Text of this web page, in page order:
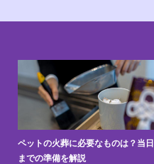
ペットの火葬に必要なものは？当日
までの準備を解説